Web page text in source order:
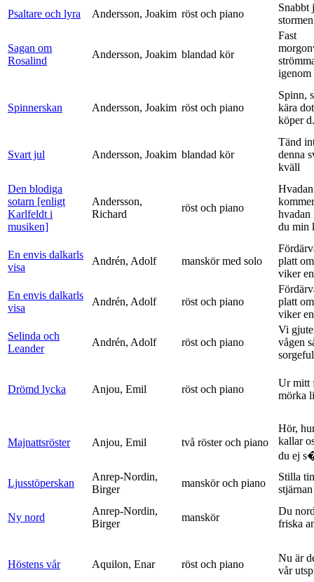
Psaltare och lyra Andersson, Joakim röst och piano
Snabbt
Sagan om
Rosalind
Andersson, Joakim blandad kör
Fast
igenom
Spinnerskan Andersson, Joakim röst och piano
Spinn,
kära
köper
Svart jul Andersson, Joakim blandad kör
Tänd
denna
kväll
Den blodiga
sotarn [enligt
Karlfeldt i
musiken]
Andersson,
Richard
röst och piano
Hvadan
hvadan
du min
En envis dalkarls
visa
Andrén, Adolf manskör med solo
platt
viker
En envis dalkarls
visa
Andrén, Adolf röst och piano
platt
viker
Selinda och
Leander
Andrén, Adolf röst och piano
Vi
vågen
Drömd lycka Anjou, Emil röst och piano
Ur mitt
mörka
Majnattsröster Anjou, Emil två röster och piano
Hör,
kallar
du ej
Ljusstöperskan
Anrep-Nordin,
Birger
manskör och piano
Stilla
stjärnan
Ny nord
Anrep-Nordin,
Birger
manskör
Du
friska
Höstens vår Aquilon, Enar röst och piano
Nu är
vår